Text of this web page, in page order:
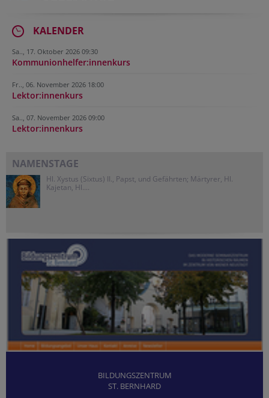
KALENDER
Sa.., 17. Oktober 2026 09:30
Kommunionhelfer:innenkurs
Fr.., 06. November 2026 18:00
Lektor:innenkurs
Sa.., 07. November 2026 09:00
Lektor:innenkurs
NAMENSTAGE
Hl. Xystus (Sixtus) II., Papst, und Gefährten; Märtyrer, Hl.
Kajetan, Hl....
BILDUNGSZENTRUM
ST. BERNHARD